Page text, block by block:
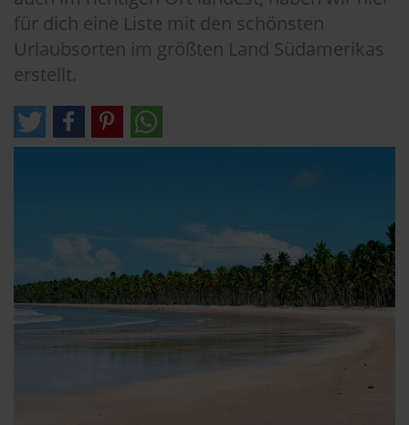
für dich eine Liste mit den schönsten
Urlaubsorten im größten Land Südamerikas
erstellt.